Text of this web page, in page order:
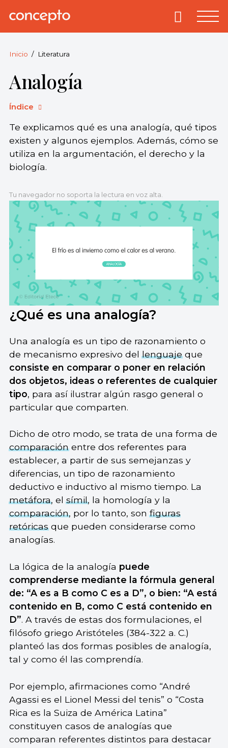
Concepto.
derechos
reservados.
Primary
Inicio Literatura
Analogía
Índice
Te explicamos qué es una analogía, qué tipos
existen y algunos ejemplos. Además, cómo se
utiliza en la argumentación, el derecho y la
biología.
Tu navegador no soporta la lectura en voz alta.
¿Qué es una analogía?
Una analogía es un tipo de razonamiento o
de mecanismo expresivo dellenguajeque
consiste en comparar o poner en relación
dos objetos, ideas o referentes de cualquier
tipo, para así ilustrar algún rasgo general o
particular que comparten.
Dicho de otro modo, se trata de una forma de
comparaciónentre dos referentes para
establecer, a partir de sus semejanzas y
diferencias, un tipo de razonamiento
deductivo e inductivo al mismo tiempo. La
metáfora, elsímil, la homología y la
comparación, por lo tanto, sonfiguras
retóricasque pueden considerarse como
analogías.
La lógica de la analogía puede
comprenderse mediante la fórmula general
de: “A es a B como C es a D”, o bien: “A está
contenido en B, como C está contenido en
D”. A través de estas dos formulaciones, el
filósofo griego Aristóteles (384-322 a. C.)
planteó las dos formas posibles de analogía,
tal y como él las comprendía.
Por ejemplo, afirmaciones como “André
Agassi es el Lionel Messi del tenis” o “Costa
Rica es la Suiza de América Latina”
constituyen casos de analogías que
comparan referentes distintos para destacar